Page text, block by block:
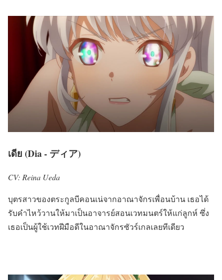
เดีย (Dia - ディア)
CV: Reina Ueda
บุตรสาวของตระกูลบีคอนเน่จากอาณาจักรเพื่อนบ้าน เธอได้
รับคำไหว้วานให้มาเป็นอาจารย์สอนเวทมนตร์ให้แก่ลูกห์ ซึ่ง
เธอเป็นผู้ใช้เวทฝีมือดีในอาณาจักรซัวร์เกลเลยทีเดียว